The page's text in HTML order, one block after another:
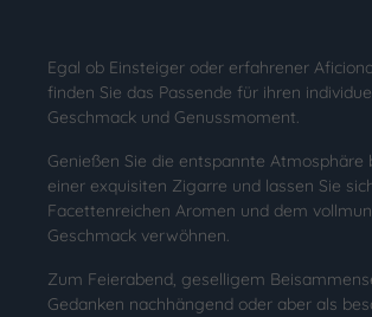
Egal ob Einsteiger oder erfahrener
finden Sie das Passende für ihren
Geschmack und Genussmoment.
Genießen Sie die entspannte Atmosphäre
einer exquisiten Zigarre und lassen Sie
Facettenreichen Aromen und dem
Geschmack verwöhnen.
Zum Feierabend, geselligem
Gedanken nachhängend oder aber als